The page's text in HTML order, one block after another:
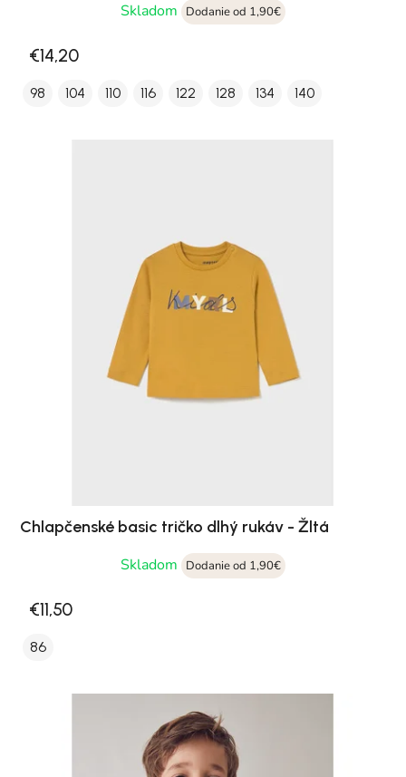
Skladom
Dodanie od 1,90€
€14,20
98 104 110 116 122 128 134 140
Chlapčenské basic tričko dlhý rukáv - Žltá
Skladom
Dodanie od 1,90€
€11,50
86